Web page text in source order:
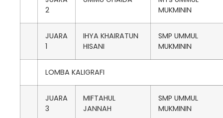
2
MUKMININ
JUARA
1
IHYA KHAIRATUN
HISANI
SMP UMMUL
MUKMININ
LOMBA KALIGRAFI
JUARA
3
MIFTAHUL
JANNAH
SMP UMMUL
MUKMININ